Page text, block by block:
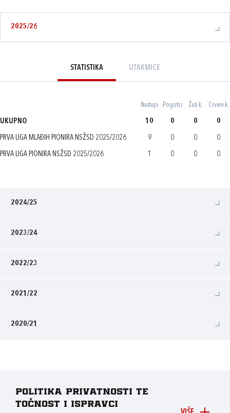
2025/26
STATISTIKA UTAKMICE
Nastupi Pogotci Žuti k. Crveni k.
UKUPNO 10 0 0 0
PRVA LIGA MLAĐIH PIONIRA NSŽSD 2025/2026 9 0 0 0
PRVA LIGA PIONIRA NSŽSD 2025/2026 1 0 0 0
2024/25
2023/24
2022/23
2021/22
2020/21
Politika privatnosti te
točnost i ispravci